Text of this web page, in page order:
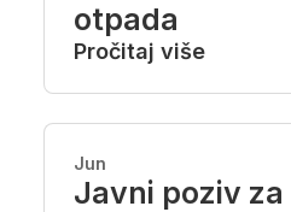
otpada
Pročitaj više
Jun
Javni poziv